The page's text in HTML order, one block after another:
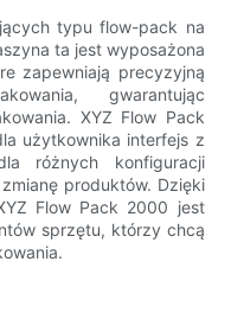
typu flow-pack na
ta jest wyposażona
zapewniają precyzyjną
gwarantując
XYZ Flow Pack
użytkownika interfejs z
różnych konfiguracji
produktów. Dzięki
Flow Pack 2000 jest
sprzętu, którzy chcą